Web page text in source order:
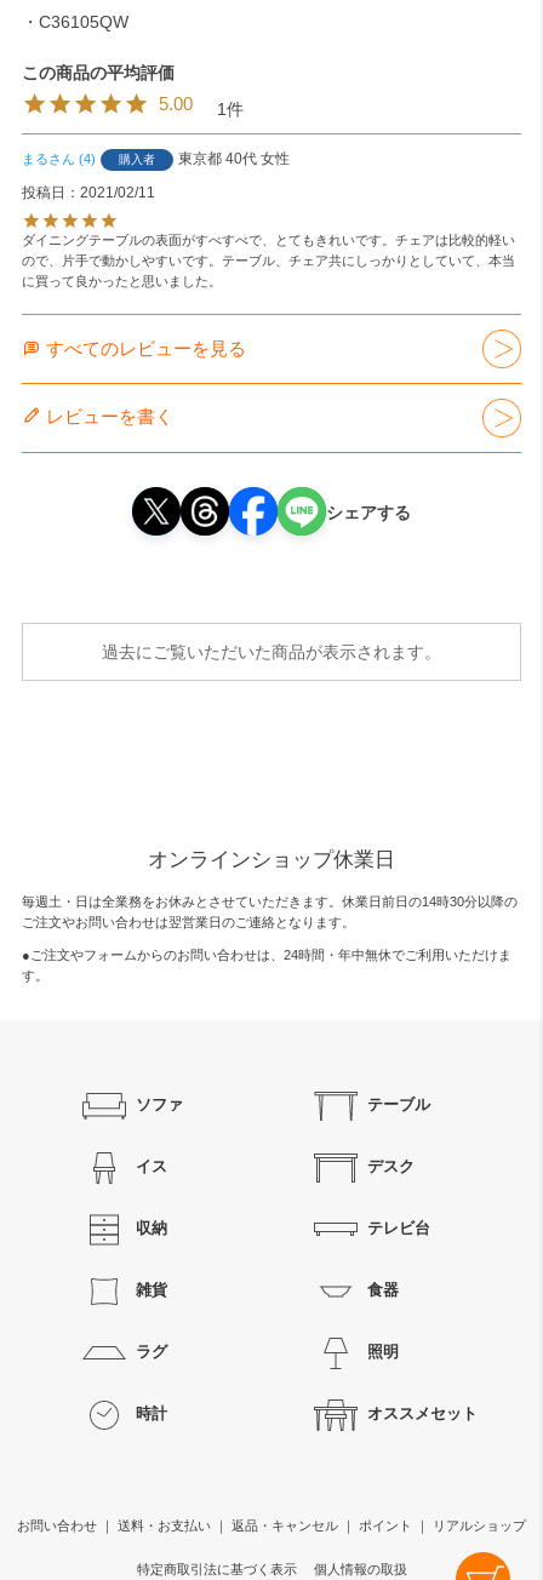
・C36105QW
5.00 1
まる 4 購入者 東京都 40代 女性
投稿日
2021/02/11
ダイニングテーブルの表面がすべすべで、とてもきれいです。チェアは比較的軽い
ので、片手で動かしやすいです。テーブル、チェア共にしっかりとしていて、本当
に買って良かったと思いました。
すべてのレビューを見る
レビューを書く
シェアする
過去にご覧いただいた商品が表示されます。
オンラインショップ休業日
毎週土・日は全業務をお休みとさせていただきます。休業日前日の14時30分以降の
ご注文やお問い合わせは翌営業日のご連絡となります。
●ご注文やフォームからのお問い合わせは、 24時間・年中無休でご利用いただけま
す。
ソファ テーブル
イス デスク
収納 テレビ台
雑貨 食器
ラグ 照明
時計 オススメセット
お問い合わせ ｜ 送料・お支払い ｜ 返品・キャンセル ｜ ポイント ｜ リアルショップ
特定商取引法に基づく表示 個人情報の取扱